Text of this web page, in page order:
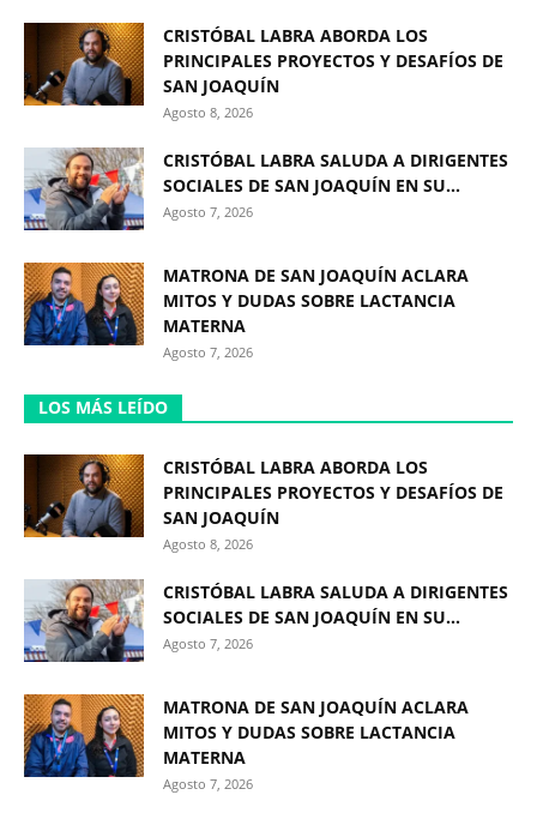
CRISTÓBAL LABRA ABORDA LOS
PRINCIPALES PROYECTOS Y DESAFÍOS DE
SAN JOAQUÍN
Agosto 8, 2026
CRISTÓBAL LABRA SALUDA A DIRIGENTES
SOCIALES DE SAN JOAQUÍN EN SU...
Agosto 7, 2026
MATRONA DE SAN JOAQUÍN ACLARA
MITOS Y DUDAS SOBRE LACTANCIA
MATERNA
Agosto 7, 2026
LOS MÁS LEÍDO
CRISTÓBAL LABRA ABORDA LOS
PRINCIPALES PROYECTOS Y DESAFÍOS DE
SAN JOAQUÍN
Agosto 8, 2026
CRISTÓBAL LABRA SALUDA A DIRIGENTES
SOCIALES DE SAN JOAQUÍN EN SU...
Agosto 7, 2026
MATRONA DE SAN JOAQUÍN ACLARA
MITOS Y DUDAS SOBRE LACTANCIA
MATERNA
Agosto 7, 2026